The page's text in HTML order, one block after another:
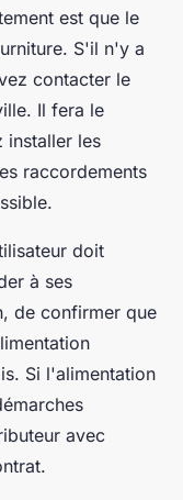
est que le
S'il n'y a
contacter le
Il fera le
installer les
raccordements
doit
à ses
de confirmer que
Si l'alimentation
avec